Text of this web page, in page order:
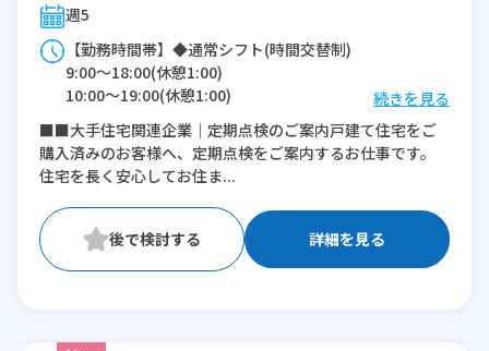
週5
【勤務時間帯】◆通常シフト(時間交替制)
9:00〜18:00(休憩1:00)
10:00〜19:00(休憩1:00)
※残業：0〜5時間程度/月
続きを見る
■■大手住宅関連企業｜定期点検のご案内戸建て住宅をご
購入済みのお客様へ、定期点検をご案内するお仕事です。
住宅を長く安心してお住ま...
詳細を見る